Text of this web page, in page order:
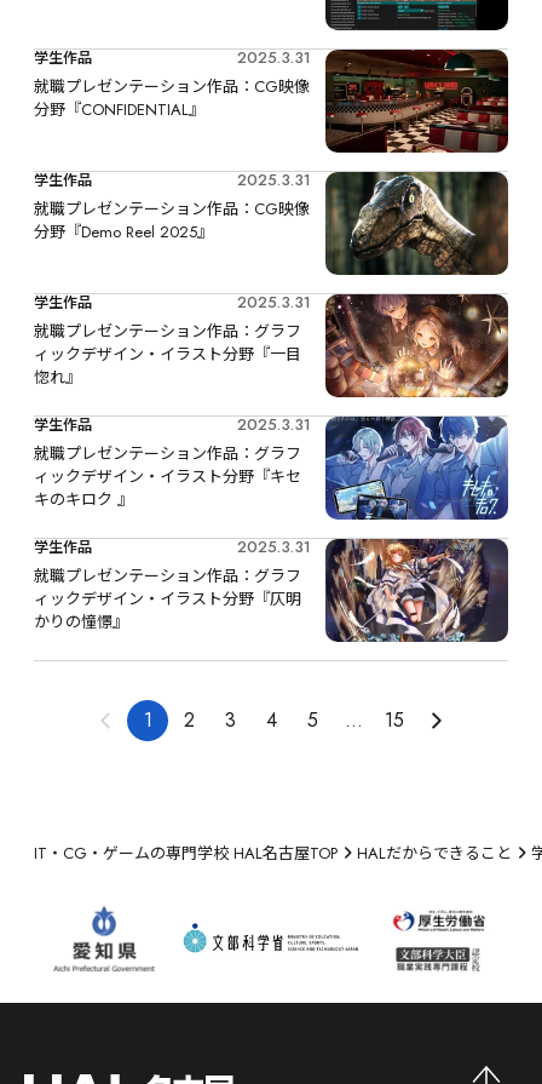
学生作品
2025.3.31
就職プレゼンテーション作品：CG映像
分野『CONFIDENTIAL』
学生作品
2025.3.31
就職プレゼンテーション作品：CG映像
分野『Demo Reel 2025』
学生作品
2025.3.31
就職プレゼンテーション作品：グラフ
ィックデザイン・イラスト分野『一目
惚れ』
学生作品
2025.3.31
就職プレゼンテーション作品：グラフ
ィックデザイン・イラスト分野『キセ
キのキロク 』
学生作品
2025.3.31
就職プレゼンテーション作品：グラフ
ィックデザイン・イラスト分野『仄明
かりの憧憬』
1 2 3 4 5 ... 15
IT・CG・ゲームの専門学校 HAL名古屋TOP HALだからできること